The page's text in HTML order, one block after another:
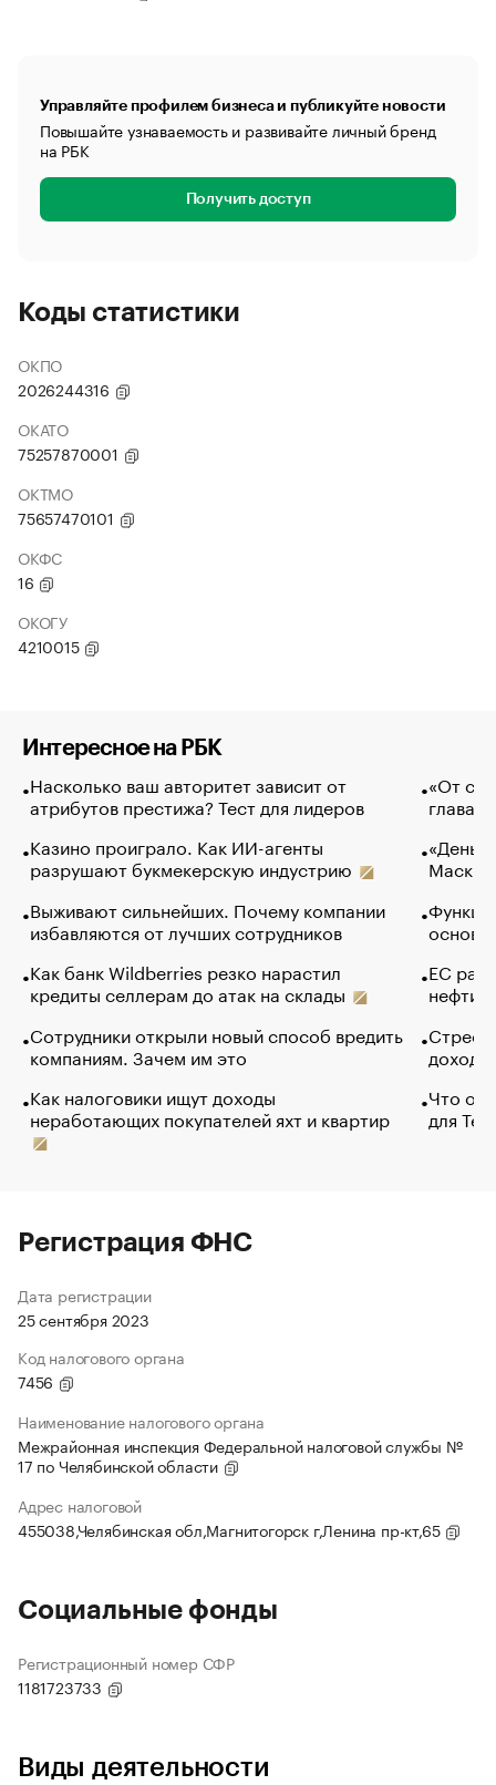
Управляйте профилем бизнеса и публикуйте новости
Повышайте узнаваемость и развивайте личный бренд
на РБК
Получить доступ
Коды статистики
ОКПО
2026244316
ОКАТО
75257870001
ОКТМО
75657470101
ОКФС
16
ОКОГУ
4210015
Интересное на РБК
Насколько ваш авторитет зависит от
атрибутов престижа? Тест для лидеров
Казино проиграло. Как ИИ-агенты
разрушают букмекерскую индустрию
Выживают сильнейших. Почему компании
избавляются от лучших сотрудников
Как банк Wildberries резко нарастил
кредиты селлерам до атак на склады
Сотрудники открыли новый способ вредить
компаниям. Зачем им это
Как налоговики ищут доходы
неработающих покупателей яхт и квартир
«От
глава
Маск в
основ
ЕС
нефти
Что
для
Регистрация ФНС
Дата регистрации
25 сентября 2023
Код налогового органа
7456
Наименование налогового органа
Межрайонная инспекция Федеральной налоговой службы №
17 по Челябинской области
Адрес налоговой
455038,Челябинская обл,Магнитогорск г,Ленина пр-кт,65
Социальные фонды
Регистрационный номер СФР
1181723733
Виды деятельности